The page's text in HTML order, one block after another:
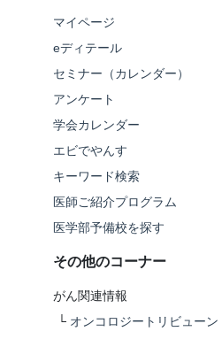
マイページ
eディテール
セミナー（カレンダー）
アンケート
学会カレンダー
エビでやんす
キーワード検索
医師ご紹介プログラム
医学部予備校を探す
その他のコーナー
がん関連情報
└ オンコロジートリビューン